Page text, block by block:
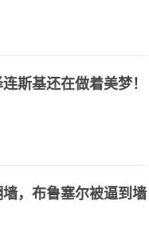
斯基还在做着美梦！
，布鲁塞尔被逼到墙